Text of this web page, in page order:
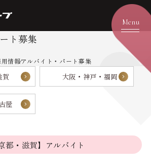
ト募集
情報アルバイト・パート募集
賀 大阪・神戸・福岡
屋
京都・滋賀】アルバイト